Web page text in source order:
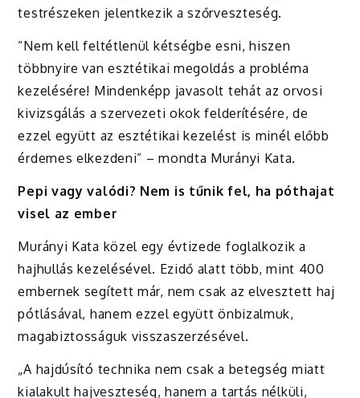
testrészeken jelentkezik a szőrveszteség.
“Nem kell feltétlenül kétségbe esni, hiszen
többnyire van esztétikai megoldás a probléma
kezelésére! Mindenképp javasolt tehát az orvosi
kivizsgálás a szervezeti okok felderítésére, de
ezzel együtt az esztétikai kezelést is minél előbb
érdemes elkezdeni” – mondta Murányi Kata.
Pepi vagy valódi? Nem is tűnik fel, ha póthajat
visel az ember
Murányi Kata közel egy évtizede foglalkozik a
hajhullás kezelésével. Ezidő alatt több, mint 400
embernek segített már, nem csak az elvesztett haj
pótlásával, hanem ezzel együtt önbizalmuk,
magabiztosságuk visszaszerzésével.
„A hajdúsító technika nem csak a betegség miatt
kialakult hajveszteség, hanem a tartás nélküli,